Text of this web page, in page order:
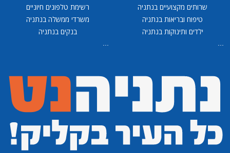
שרותים מקצועיים בנתניה
טיפוח ובריאות בנתניה
ילדים ותינוקות בנתניה
...
רשימת טלפונים חיוניים
משרדי ממשלה בנתניה
בנקים בנתניה
...